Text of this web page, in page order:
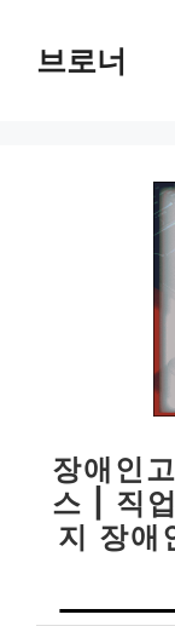
브로너
장애인
스 | 직
지 장애